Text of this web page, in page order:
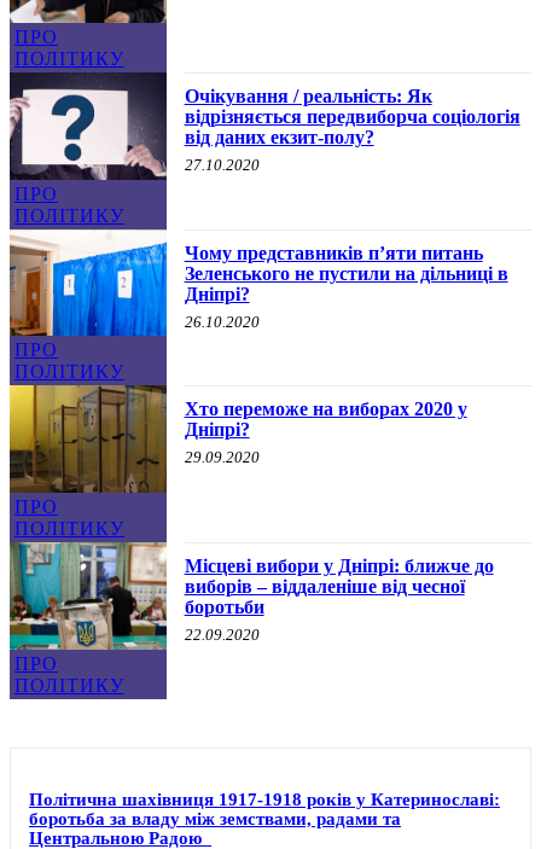
ПРО
ПОЛІТИКУ
ПРО
ПОЛІТИКУ
Очікування / реальність: Як
відрізняється передвиборча соціологія
від даних екзит-полу?
27.10.2020
ПРО
ПОЛІТИКУ
Чому представників п’яти питань
Зеленського не пустили на дільниці в
Дніпрі?
26.10.2020
ПРО
ПОЛІТИКУ
Хто переможе на виборах 2020 у
Дніпрі?
29.09.2020
ПРО
ПОЛІТИКУ
Місцеві вибори у Дніпрі: ближче до
виборів – віддаленіше від чесної
боротьби
22.09.2020
Політична шахівниця 1917-1918 років у Катеринославі:
боротьба за владу між земствами, радами та
Центральною Радою